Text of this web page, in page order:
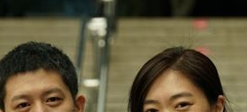
12:40
信 12:37